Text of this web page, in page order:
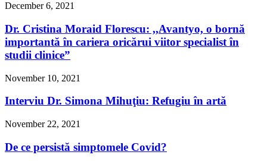
December 6, 2021
Dr. Cristina Moraid Florescu: ,,Avantyo, o bornă
importantă în cariera oricărui viitor specialist în
studii clinice”
November 10, 2021
Interviu Dr. Simona Mihuţiu: Refugiu în artă
November 22, 2021
De ce persistă simptomele Covid?